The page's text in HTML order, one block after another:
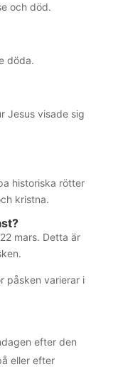
och död.
döda.
Jesus visade sig
historiska rötter
kristna.
mars. Detta är
påsken varierar i
efter den
eller efter